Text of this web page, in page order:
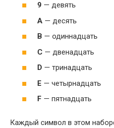
9 — девять
A — десять
B — одиннадцать
C — двенадцать
D — тринадцать
E — четырнадцать
F — пятнадцать
Каждый символ в этом